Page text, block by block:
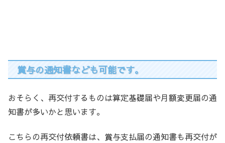
賞与の通知書なども可能です。
おそらく、再交付するものは算定基礎届や月額変更届の通
知書が多いかと思います。
こちらの再交付依頼書は、賞与支払届の通知書も再交付が